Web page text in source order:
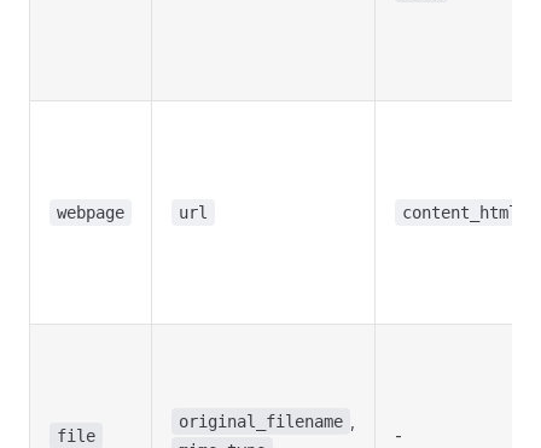
webpage url content_html
file
original_filename
-